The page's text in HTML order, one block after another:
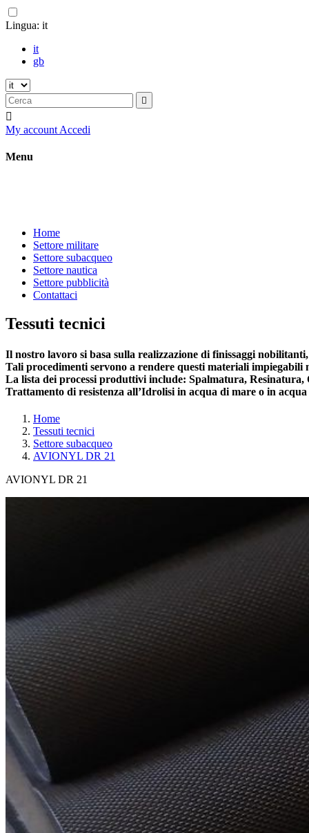
Lingua: it
it
gb


My account Accedi
Menu
Home
Settore militare
Settore subacqueo
Settore nautica
Settore pubblicità
Contattaci
Tessuti tecnici
Il nostro lavoro si basa sulla realizzazione di finissaggi
Tali procedimenti servono a rendere questi materiali impiegabili
La lista dei processi produttivi include: Spalmatura,
Trattamento di resistenza all’Idrolisi in acqua di mare o in
Home
Tessuti tecnici
Settore subacqueo
AVIONYL DR 21
AVIONYL DR 21